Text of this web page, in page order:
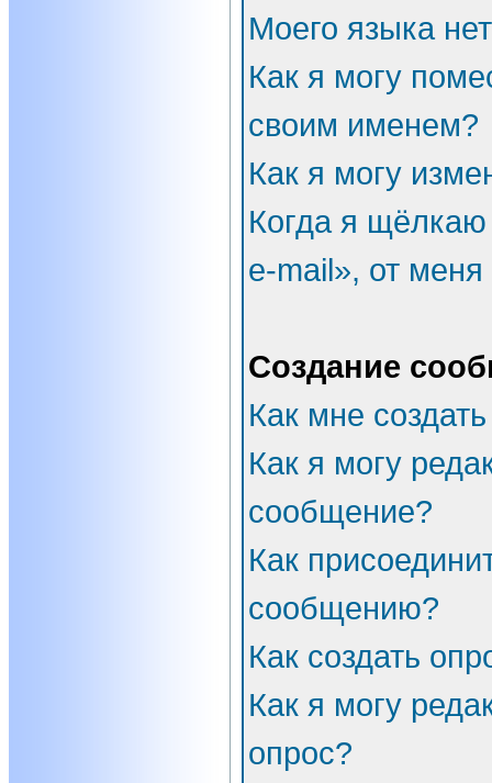
Моего языка
Как я могу
своим именем?
Как я могу
Когда я
e-mail», от
Создание
Как мне
Как я могу
сообщение?
Как
сообщению?
Как создать
Как я могу
опрос?